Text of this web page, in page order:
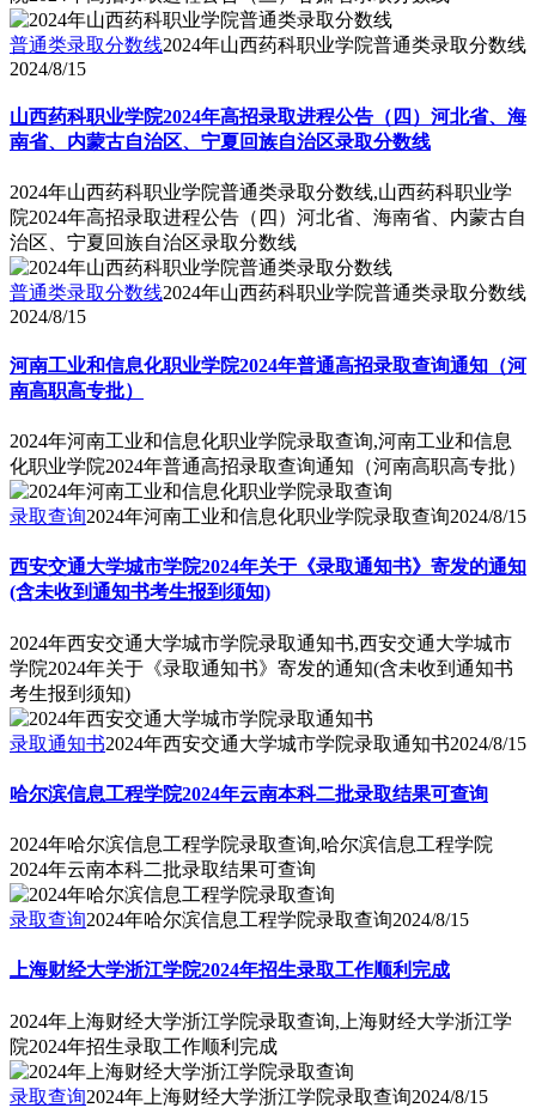
普通类录取分数线2024年山西药科职业学院普通类录取分数线
2024/8/15
山西药科职业学院2024年高招录取进程公告（四）河北省、海
南省、内蒙古自治区、宁夏回族自治区录取分数线
2024年山西药科职业学院普通类录取分数线,山西药科职业学
院2024年高招录取进程公告（四）河北省、海南省、内蒙古自
治区、宁夏回族自治区录取分数线
普通类录取分数线2024年山西药科职业学院普通类录取分数线
2024/8/15
河南工业和信息化职业学院2024年普通高招录取查询通知（河
南高职高专批）
2024年河南工业和信息化职业学院录取查询,河南工业和信息
化职业学院2024年普通高招录取查询通知（河南高职高专批）
录取查询2024年河南工业和信息化职业学院录取查询2024/8/15
西安交通大学城市学院2024年关于《录取通知书》寄发的通知
(含未收到通知书考生报到须知)
2024年西安交通大学城市学院录取通知书,西安交通大学城市
学院2024年关于《录取通知书》寄发的通知(含未收到通知书
考生报到须知)
录取通知书2024年西安交通大学城市学院录取通知书2024/8/15
哈尔滨信息工程学院2024年云南本科二批录取结果可查询
2024年哈尔滨信息工程学院录取查询,哈尔滨信息工程学院
2024年云南本科二批录取结果可查询
录取查询2024年哈尔滨信息工程学院录取查询2024/8/15
上海财经大学浙江学院2024年招生录取工作顺利完成
2024年上海财经大学浙江学院录取查询,上海财经大学浙江学
院2024年招生录取工作顺利完成
录取查询2024年上海财经大学浙江学院录取查询2024/8/15